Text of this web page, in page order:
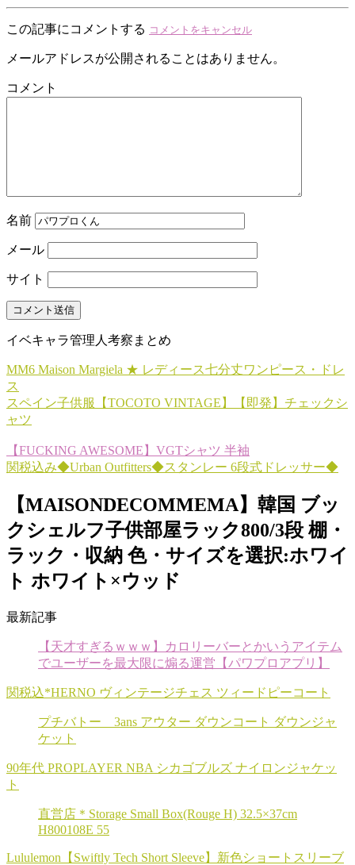
この記事にコメントする コメントをキャンセル
メールアドレスが公開されることはありません。
コメント
名前
メール
サイト
イベキャラ管理人考察まとめ
MM6 Maison Margiela ★ レディース七分丈ワンピース・ドレ
ス
スペイン子供服【TOCOTO VINTAGE】【即発】チェックシ
ャツ
【FUCKING AWESOME】VGTシャツ 半袖
関税込み◆Urban Outfitters◆スタンレー 6段式ドレッサー◆
【MAISONDECOMMEMA】韓国 ブッ
クシェルフ子供部屋ラック800/3段 棚・
ラック・収納 色・サイズを選択:ホワイ
ト ホワイト×ウッド
最新記事
【天才すぎるｗｗｗ】カロリーバーとかいうアイテム
でユーザーを最大限に煽る運営【パワプロアプリ】
関税込*HERNO ヴィンテージチェス ツィードピーコート
プチバトー 3ans アウター ダウンコート ダウンジャ
ケット
90年代 PROPLAYER NBA シカゴブルズ ナイロンジャケッ
ト
直営店＊Storage Small Box(Rouge H) 32.5×37cm
H800108E 55
Lululemon【Swiftly Tech Short Sleeve】新色ショートスリーブ